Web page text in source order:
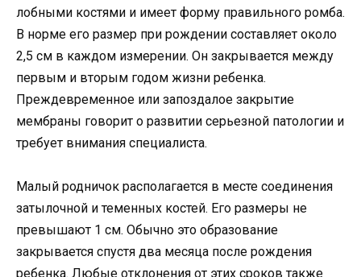
лобными костями и имеет форму правильного ромба.
В норме его размер при рождении составляет около
2,5 см в каждом измерении. Он закрывается между
первым и вторым годом жизни ребенка.
Преждевременное или запоздалое закрытие
мембраны говорит о развитии серьезной патологии и
требует внимания специалиста.
Малый родничок располагается в месте соединения
затылочной и теменных костей. Его размеры не
превышают 1 см. Обычно это образование
закрывается спустя два месяца после рождения
ребенка. Любые отклонения от этих сроков также